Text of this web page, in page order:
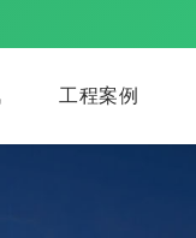
工程案例